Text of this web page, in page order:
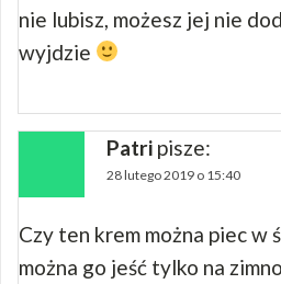
nie lubisz, możesz jej nie
wyjdzie
Patri pisze:
28 lutego 2019 o 15:40
Czy ten krem można piec w
można go jeść tylko na